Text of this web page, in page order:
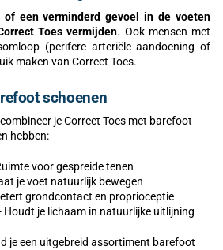
of een verminderd gevoel in de voeten
Toes vermijden. Ook mensen met
(perifere arteriële aandoening of
maken van Correct Toes.
schoenen
je Correct Toes met barefoot
hebben:
voor gespreide tenen
je voet natuurlijk bewegen
grondcontact en proprioceptie
Houdt je lichaam in natuurlijke uitlijning
je een uitgebreid assortiment barefoot